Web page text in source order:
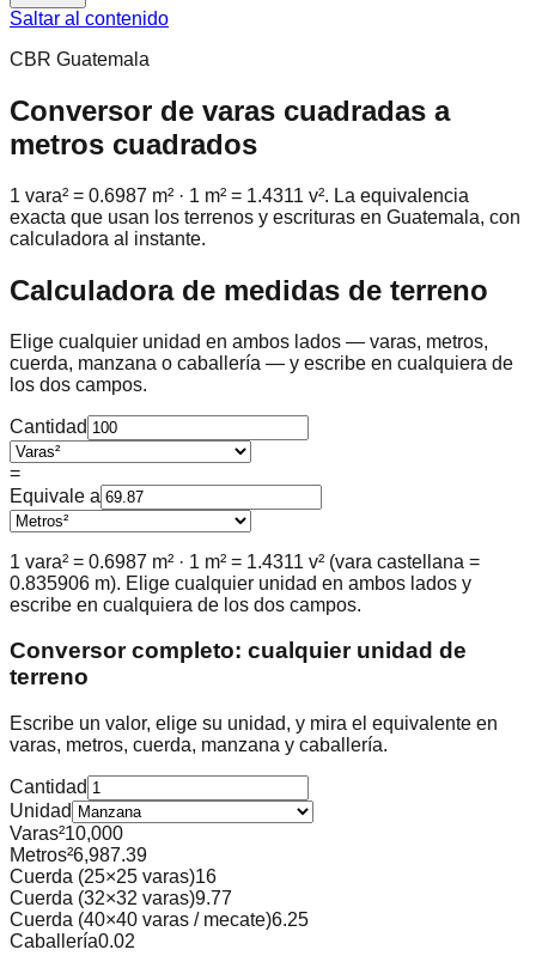
Saltar al contenido
CBR Guatemala
Conversor de varas cuadradas a
metros cuadrados
1 vara² = 0.6987 m² · 1 m² = 1.4311 v². La equivalencia
exacta que usan los terrenos y escrituras en Guatemala, con
calculadora al instante.
Calculadora de medidas de terreno
Elige cualquier unidad en ambos lados — varas, metros,
cuerda, manzana o caballería — y escribe en cualquiera de
los dos campos.
Cantidad
=
Equivale a
1 vara² = 0.6987 m² · 1 m² = 1.4311 v² (vara castellana =
0.835906 m). Elige cualquier unidad en ambos lados y
escribe en cualquiera de los dos campos.
Conversor completo: cualquier unidad de
terreno
Escribe un valor, elige su unidad, y mira el equivalente en
varas, metros, cuerda, manzana y caballería.
Cantidad
Unidad
Varas²10,000
Metros²6,987.39
Cuerda (25×25 varas)16
Cuerda (32×32 varas)9.77
Cuerda (40×40 varas / mecate)6.25
Caballería0.02